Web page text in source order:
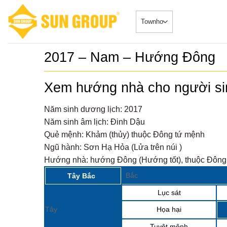
content
2017 – Nam – Hướng Đông
Xem hướng nhà cho người
Năm sinh dương lịch: 2017
Năm sinh âm lịch: Đinh Dậu
Quẻ mệnh: Khảm (thủy) thuộc Đông tứ mệnh
Ngũ hành: Sơn Hạ Hỏa (Lửa trên núi )
Hướng nhà: hướng Đông (Hướng tốt), thuộc
Tây Bắc Bắc
Tây
Lục sát
Họa hại
duy
đẳng
Căn HộDự
SONATA –
𝐕𝐎̛́𝐈
𝐓𝐇𝐀́𝐍𝐆
2024-08-
7
Sở hữu
Nhà phố
Tin Tức
8
Sun
nhật
Tin Tức